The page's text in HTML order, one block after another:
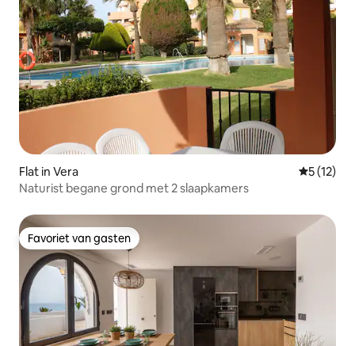
Flat in Vera
5 (12)
Naturist begane grond met 2 slaapkamers
Favoriet van gasten
Favoriet van gasten